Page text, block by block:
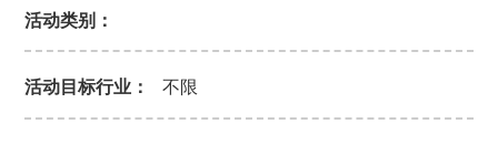
活动类别：
活动目标行业： 不限